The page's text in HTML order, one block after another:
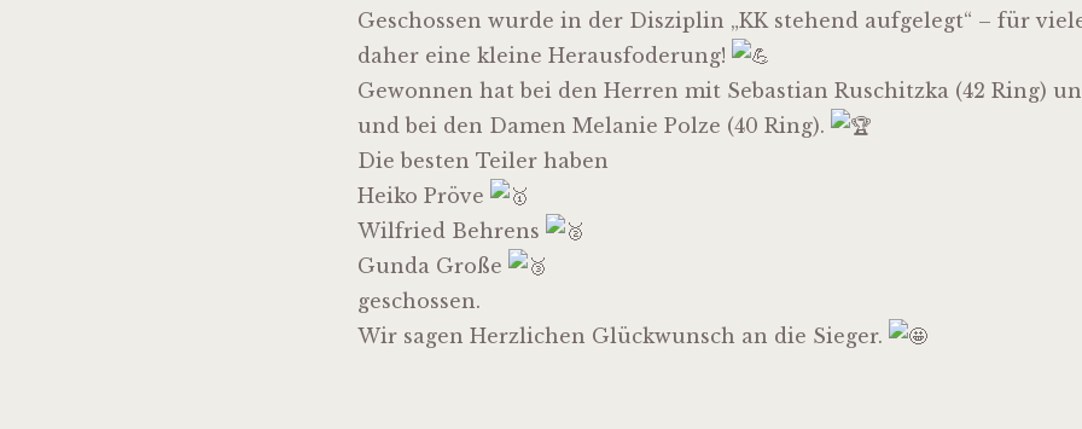
Geschossen wurde in der Disziplin „KK stehend aufgelegt“ – für
daher eine kleine Herausfoderung!
Gewonnen hat bei den Herren mit Sebastian Ruschitzka (42 Ring)
und bei den Damen Melanie Polze (40 Ring).
Die besten Teiler haben
Heiko Pröve
Wilfried Behrens
Gunda Große
geschossen.
Wir sagen Herzlichen Glückwunsch an die Sieger.